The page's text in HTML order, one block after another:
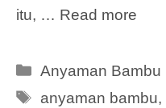
itu, … Read more
Categories
Anyaman Bambu
Tags
anyaman bambu,